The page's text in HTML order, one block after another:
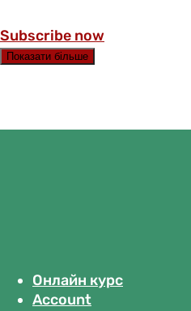
Subscribe now
Показати більше
Онлайн курс
Account